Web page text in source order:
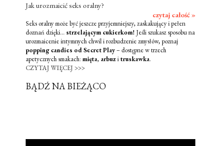
Jak urozmaicić seks oralny?
czytaj całość »
Seks oralny może być jeszcze przyjemniejszy, zaskakujący i pełen
doznań dzięki... strzelającym cukierkom! Jeśli szukasz sposobu na
urozmaicenie intymnych chwil i rozbudzenie zmysłów, poznaj
popping candies od Secret Play– dostępne w trzech
apetycznych smakach: mięta, arbuzitruskawka.
CZYTAJ WIĘCEJ >>>
BĄDŹ NA BIEŻĄCO